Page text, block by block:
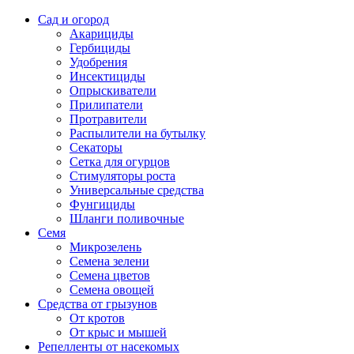
Сад и огород
Акарициды
Гербициды
Удобрения
Инсектициды
Опрыскиватели
Прилипатели
Протравители
Распылители на бутылку
Секаторы
Сетка для огурцов
Стимуляторы роста
Универсальные средства
Фунгициды
Шланги поливочные
Семя
Микрозелень
Семена зелени
Семена цветов
Семена овощей
Средства от грызунов
От кротов
От крыс и мышей
Репелленты от насекомых